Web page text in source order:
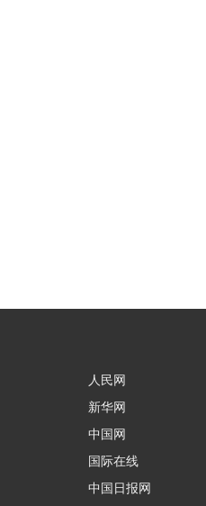
人民网
新华网
中国网
国际在线
中国日报网